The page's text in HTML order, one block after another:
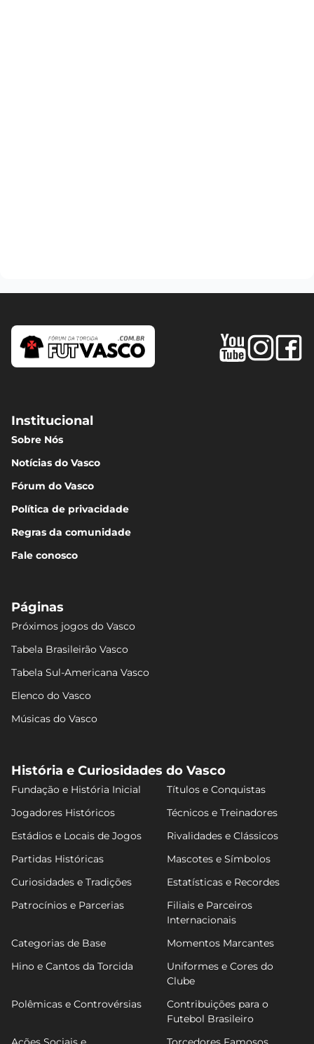
Institucional
Sobre Nós
Notícias do Vasco
Fórum do Vasco
Política de privacidade
Regras da comunidade
Fale conosco
Páginas
Próximos jogos do Vasco
Tabela Brasileirão Vasco
Tabela Sul-Americana Vasco
Elenco do Vasco
Músicas do Vasco
História e Curiosidades do Vasco
Fundação e História Inicial
Títulos e Conquistas
Jogadores Históricos
Técnicos e Treinadores
Estádios e Locais de Jogos
Rivalidades e Clássicos
Partidas Históricas
Mascotes e Símbolos
Curiosidades e Tradições
Estatísticas e Recordes
Patrocínios e Parcerias
Filiais e Parceiros
Internacionais
Categorias de Base
Momentos Marcantes
Hino e Cantos da Torcida
Uniformes e Cores do
Clube
Polêmicas e Controvérsias
Contribuições para o
Futebol Brasileiro